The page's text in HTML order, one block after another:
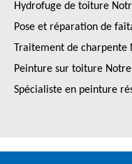
Hydrofuge de toiture
Pose et réparation de
Traitement de charpente
Peinture sur toiture
Spécialiste en peinture